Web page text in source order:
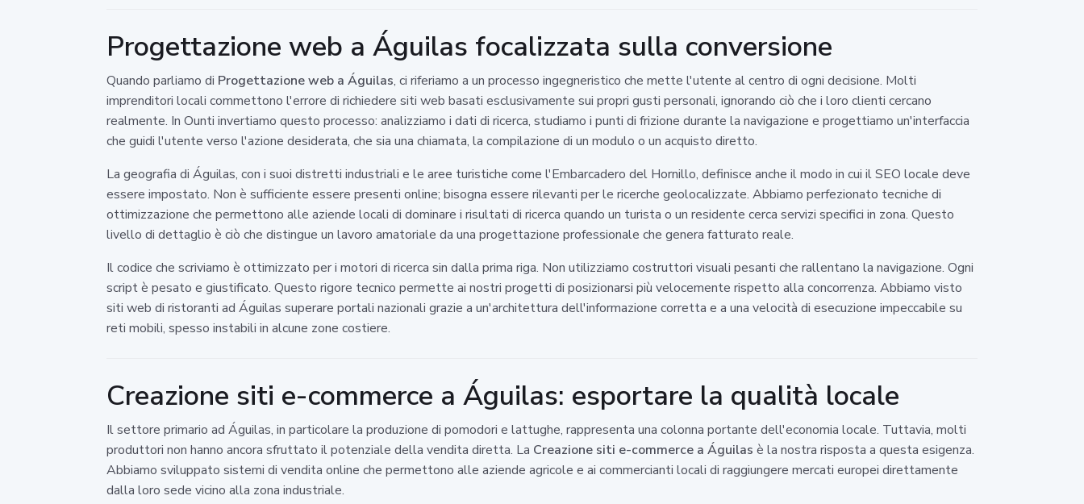
Progettazione web a Águilas focalizzata sulla conversione
Quando parliamo di Progettazione web a Águilas, ci riferiamo a un processo ingegneristico che mette l'utente al centro di ogni decisione. Molti
imprenditori locali commettono l'errore di richiedere siti web basati esclusivamente sui propri gusti personali, ignorando ciò che i loro clienti cercano
realmente. In Ounti invertiamo questo processo: analizziamo i dati di ricerca, studiamo i punti di frizione durante la navigazione e progettiamo un'interfaccia
che guidi l'utente verso l'azione desiderata, che sia una chiamata, la compilazione di un modulo o un acquisto diretto.
La geografia di Águilas, con i suoi distretti industriali e le aree turistiche come l'Embarcadero del Hornillo, definisce anche il modo in cui il SEO locale deve
essere impostato. Non è sufficiente essere presenti online; bisogna essere rilevanti per le ricerche geolocalizzate. Abbiamo perfezionato tecniche di
ottimizzazione che permettono alle aziende locali di dominare i risultati di ricerca quando un turista o un residente cerca servizi specifici in zona. Questo
livello di dettaglio è ciò che distingue un lavoro amatoriale da una progettazione professionale che genera fatturato reale.
Il codice che scriviamo è ottimizzato per i motori di ricerca sin dalla prima riga. Non utilizziamo costruttori visuali pesanti che rallentano la navigazione. Ogni
script è pesato e giustificato. Questo rigore tecnico permette ai nostri progetti di posizionarsi più velocemente rispetto alla concorrenza. Abbiamo visto
siti web di ristoranti ad Águilas superare portali nazionali grazie a un'architettura dell'informazione corretta e a una velocità di esecuzione impeccabile su
reti mobili, spesso instabili in alcune zone costiere.
Creazione siti e-commerce a Águilas: esportare la qualità locale
Il settore primario ad Águilas, in particolare la produzione di pomodori e lattughe, rappresenta una colonna portante dell'economia locale. Tuttavia, molti
produttori non hanno ancora sfruttato il potenziale della vendita diretta. La Creazione siti e-commerce a Águilas è la nostra risposta a questa esigenza.
Abbiamo sviluppato sistemi di vendita online che permettono alle aziende agricole e ai commercianti locali di raggiungere mercati europei direttamente
dalla loro sede vicino alla zona industriale.